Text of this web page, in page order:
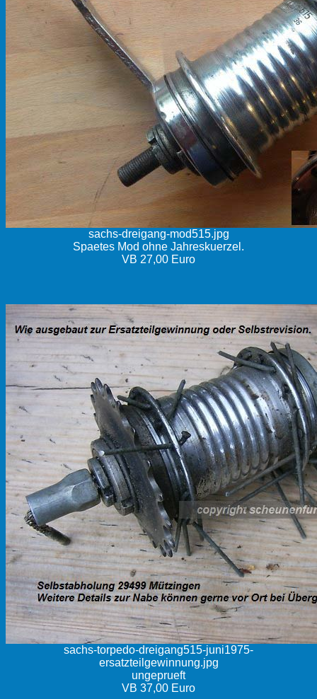
sachs-dreigang-mod515.jpg
Spaetes Mod ohne Jahreskuerzel.
VB 27,00 Euro
sachs-torpedo-dreigang515-juni1975-
ersatzteilgewinnung.jpg
ungeprueft
VB 37,00 Euro